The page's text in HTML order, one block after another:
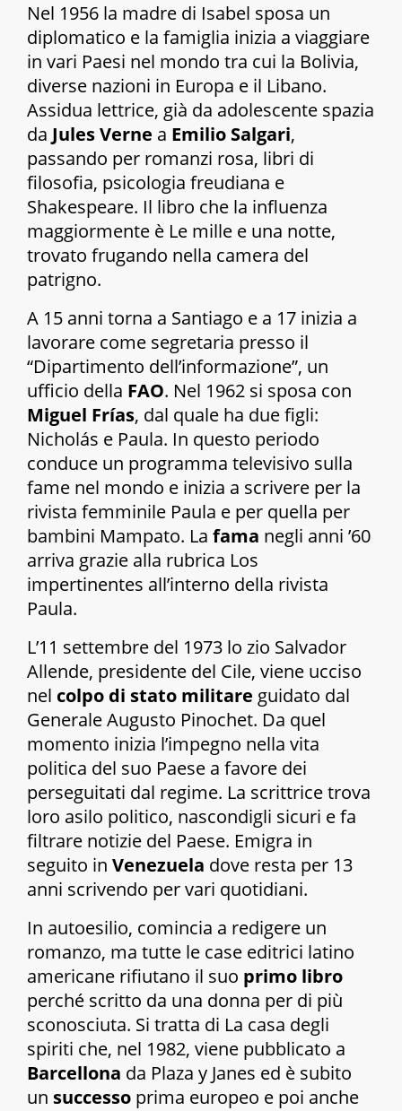
Nel 1956 la madre di Isabel sposa un
diplomatico e la famiglia inizia a viaggiare
in vari Paesi nel mondo tra cui la Bolivia,
diverse nazioni in Europa e il Libano.
Assidua lettrice, già da adolescente spazia
da Jules Verne a Emilio Salgari,
passando per romanzi rosa, libri di
filosofia, psicologia freudiana e
Shakespeare. Il libro che la influenza
maggiormente è Le mille e una notte,
trovato frugando nella camera del
patrigno.
A 15 anni torna a Santiago e a 17 inizia a
lavorare come segretaria presso il
“Dipartimento dell’informazione”, un
ufficio della FAO. Nel 1962 si sposa con
Miguel Frías, dal quale ha due figli:
Nicholás e Paula. In questo periodo
conduce un programma televisivo sulla
fame nel mondo e inizia a scrivere per la
rivista femminile Paula e per quella per
bambini Mampato. La fama negli anni ’60
arriva grazie alla rubrica Los
impertinentes all’interno della rivista
Paula.
L’11 settembre del 1973 lo zio Salvador
Allende, presidente del Cile, viene ucciso
nel colpo di stato militare guidato dal
Generale Augusto Pinochet. Da quel
momento inizia l’impegno nella vita
politica del suo Paese a favore dei
perseguitati dal regime. La scrittrice trova
loro asilo politico, nascondigli sicuri e fa
filtrare notizie del Paese. Emigra in
seguito in Venezuela dove resta per 13
anni scrivendo per vari quotidiani.
In autoesilio, comincia a redigere un
romanzo, ma tutte le case editrici latino
americane rifiutano il suo primo libro
perché scritto da una donna per di più
sconosciuta. Si tratta di La casa degli
spiriti che, nel 1982, viene pubblicato a
Barcellona da Plaza y Janes ed è subito
un successo prima europeo e poi anche